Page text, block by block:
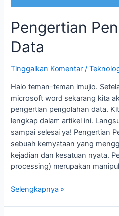
Pengertian
Data
Tinggalkan Komentar /
Halo teman-teman imujio.
microsoft word sekarang kita
pengertian pengolahan data.
lengkap dalam artikel ini.
sampai selesai ya! Pengertian
sebuah kemyataan yang
kejadian dan kesatuan nyata.
processing) merupakan
Selengkapnya »